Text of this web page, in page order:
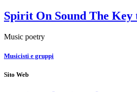
Spirit On Sound The Key
Music poetry
Musicisti e gruppi
Sito Web